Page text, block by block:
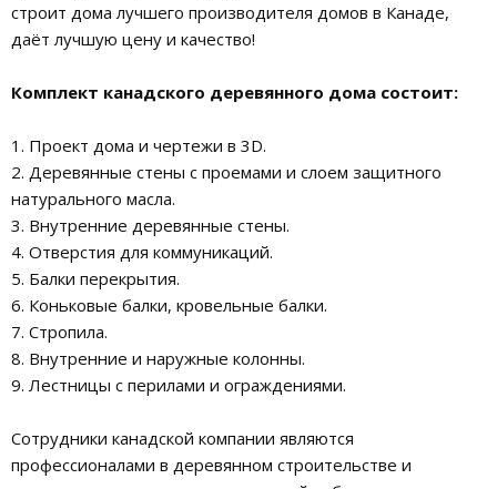
строит дома лучшего производителя домов в Канаде,
даёт лучшую цену и качество!
Комплект канадского деревянного дома состоит:
1. Проект дома и чертежи в 3D.
2. Деревянные стены с проемами и слоем защитного
натурального масла.
3. Внутренние деревянные стены.
4. Отверстия для коммуникаций.
5. Балки перекрытия.
6. Коньковые балки, кровельные балки.
7. Стропила.
8. Внутренние и наружные колонны.
9. Лестницы с перилами и ограждениями.
Сотрудники канадской компании являются
профессионалами в деревянном строительстве и